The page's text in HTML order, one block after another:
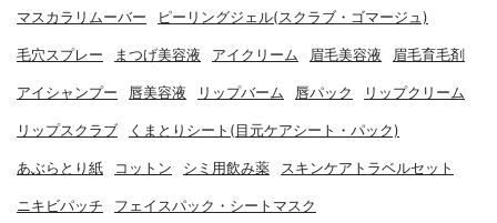
マスカラリムーバー ピーリングジェル(スクラブ・ゴマージュ)
毛穴スプレー まつげ美容液 アイクリーム 眉毛美容液 眉毛育毛剤
アイシャンプー 唇美容液 リップバーム 唇パック リップクリーム
リップスクラブ くまとりシート(目元ケアシート・パック)
あぶらとり紙 コットン シミ用飲み薬 スキンケアトラベルセット
ニキビパッチ フェイスパック・シートマスク